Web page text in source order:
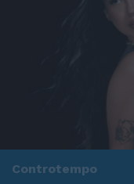
Controtempo